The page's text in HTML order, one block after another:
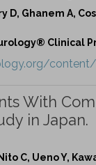
D, Ghanem A,
Clinical
With
in Japan.
C, Ueno Y,